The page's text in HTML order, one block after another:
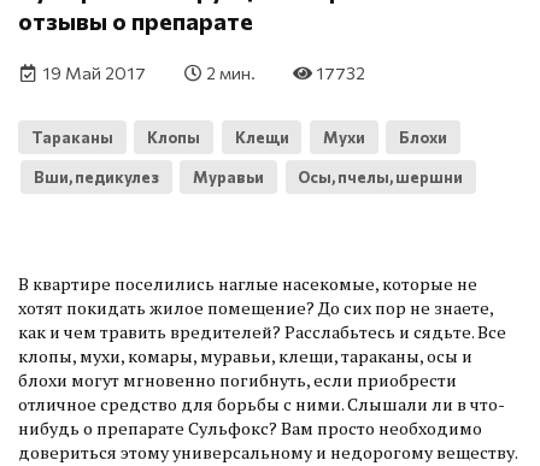
отзывы о препарате
19 Май 2017 2 мин. 17732
Тараканы Клопы Клещи Мухи Блохи
Вши, педикулез Муравьи Осы, пчелы, шершни
В квартире поселились наглые насекомые, которые не
хотят покидать жилое помещение? До сих пор не знаете,
как и чем травить вредителей? Расслабьтесь и сядьте. Все
клопы, мухи, комары, муравьи, клещи, тараканы, осы и
блохи могут мгновенно погибнуть, если приобрести
отличное средство для борьбы с ними. Слышали ли в что-
нибудь о препарате Сульфокс? Вам просто необходимо
довериться этому универсальному и недорогому веществу.